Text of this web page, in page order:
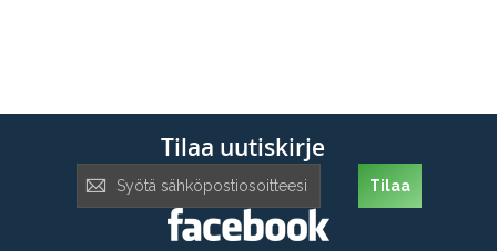
Tilaa uutiskirje
uutiskirje:
Tilaa